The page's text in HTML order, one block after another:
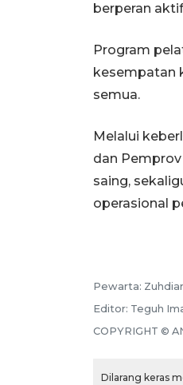
berperan
Program
kesempatan
semua.
Melalui
dan
saing,
operasional
Pewarta:
Editor: Teguh
COPYRIGHT ©
Dilarang keras